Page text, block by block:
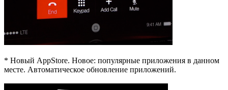
* Новый AppStore. Новое: популярные приложения в данном
месте. Автоматическое обновление приложений.